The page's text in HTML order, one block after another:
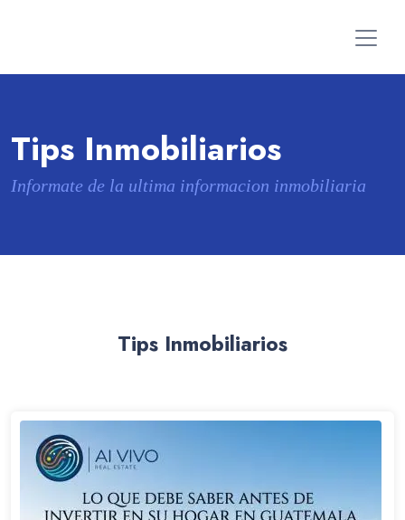
Tips Inmobiliarios
Informate de la ultima informacion inmobiliaria
Tips Inmobiliarios